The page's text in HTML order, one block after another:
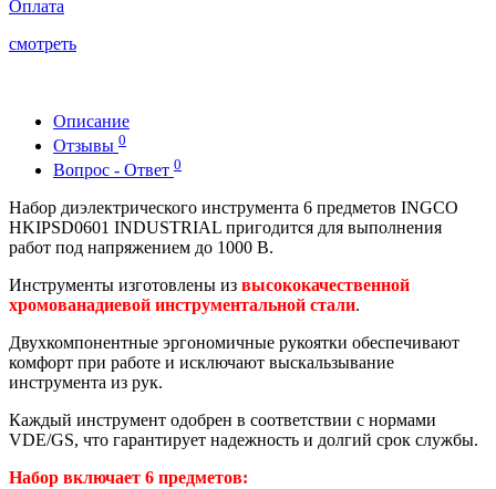
Оплата
смотреть
Описание
Отзывы 0
Вопрос - Ответ 0
Набор диэлектрического инструмента 6 предметов INGCO
HKIPSD0601 INDUSTRIAL пригодится для выполнения
работ под напряжением до 1000 В.
Инструменты изготовлены из высококачественной
хромованадиевой инструментальной стали.
Двухкомпонентные эргономичные рукоятки обеспечивают
комфорт при работе и исключают выскальзывание
инструмента из рук.
Каждый инструмент одобрен в соответствии с нормами
VDE/GS, что гарантирует надежность и долгий срок службы.
Набор включает 6 предметов: